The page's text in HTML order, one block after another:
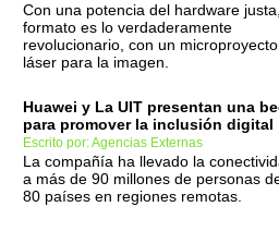
Con una potencia del hardware
formato es lo verdaderamente
revolucionario, con un
láser para la imagen.
Huawei y La UIT presentan una
para promover la inclusión digital
Escrito por: Agencias Externas
La compañía ha llevado la
a más de 90 millones de personas
80 países en regiones remotas.